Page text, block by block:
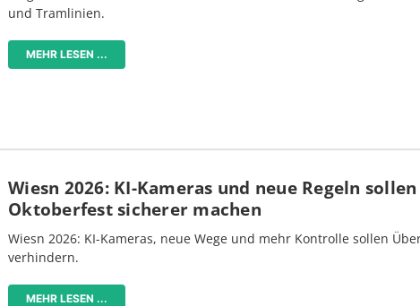
und Tramlinien.
MEHR LESEN ...
Wiesn 2026: KI-Kameras und neue Regeln sollen
Oktoberfest sicherer machen
Wiesn 2026: KI-Kameras, neue Wege und mehr Kontrolle sollen
verhindern.
MEHR LESEN ...